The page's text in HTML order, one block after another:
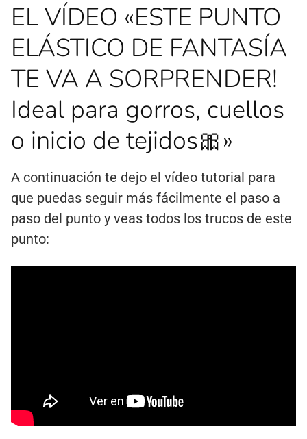
EL VÍDEO «ESTE PUNTO
ELÁSTICO DE FANTASÍA
TE VA A SORPRENDER!
Ideal para gorros, cuellos
o inicio de tejidos🎀»
A continuación te dejo el vídeo tutorial para
que puedas seguir más fácilmente el paso a
paso del punto y veas todos los trucos de este
punto: